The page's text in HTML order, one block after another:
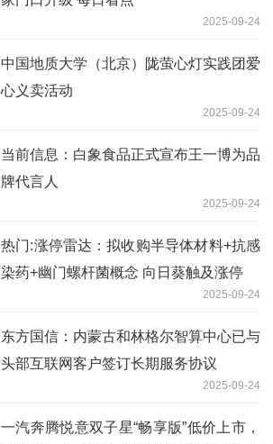
2025-09-24
中国地质大学（北京）陇萤心灯实践团爱
心义卖活动
2025-09-24
当前信息：白象食品正式宣布王一博为品
牌代言人
2025-09-24
热门:涨停雷达：拟收购半导体材料+抗感
染药+幽门螺杆菌概念 向日葵触及涨停
2025-09-24
东方国信：内蒙古和林格尔智算中心已与
头部互联网客户签订长期服务协议
2025-09-24
一汽奔腾悦意双子星“畅享版”低价上市，